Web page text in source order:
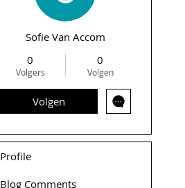
Sofie Van Accom
0
Volgers
0
Volgen
Volgen
Profile
Blog Comments